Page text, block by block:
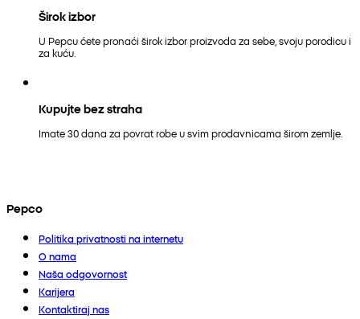
Širok izbor
U Pepcu ćete pronaći širok izbor proizvoda za sebe, svoju porodicu i
za kuću.
Kupujte bez straha
Imate 30 dana za povrat robe u svim prodavnicama širom zemlje.
Pepco
Politika privatnosti na internetu
O nama
Naša odgovornost
Karijera
Kontaktiraj nas